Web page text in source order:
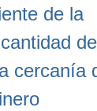
de la
cercanía